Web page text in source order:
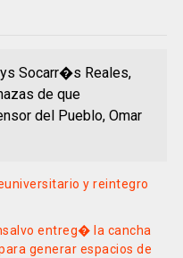
Socarr�s Reales,
de que
del Pueblo, Omar
y reintegro
entreg� la cancha
generar espacios de